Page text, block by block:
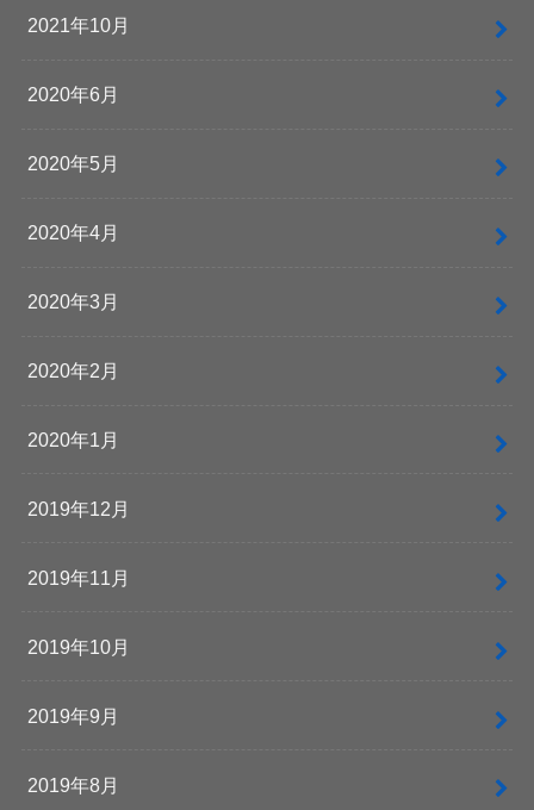
2021年10月
2020年6月
2020年5月
2020年4月
2020年3月
2020年2月
2020年1月
2019年12月
2019年11月
2019年10月
2019年9月
2019年8月